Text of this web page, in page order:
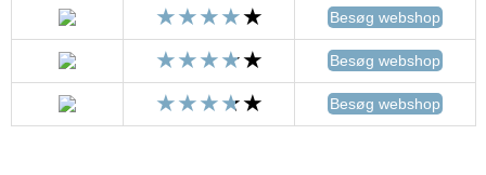
Besøg webshop
Besøg webshop
Besøg webshop